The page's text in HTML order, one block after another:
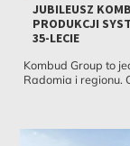
JUBILEUSZ
PRODUKCJI
35-LECIE
Kombud Group to
Radomia i regionu.